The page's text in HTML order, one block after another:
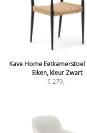
Kave Home Eetkamerstoel
Eiken, kleur Zwart
€ 279,-